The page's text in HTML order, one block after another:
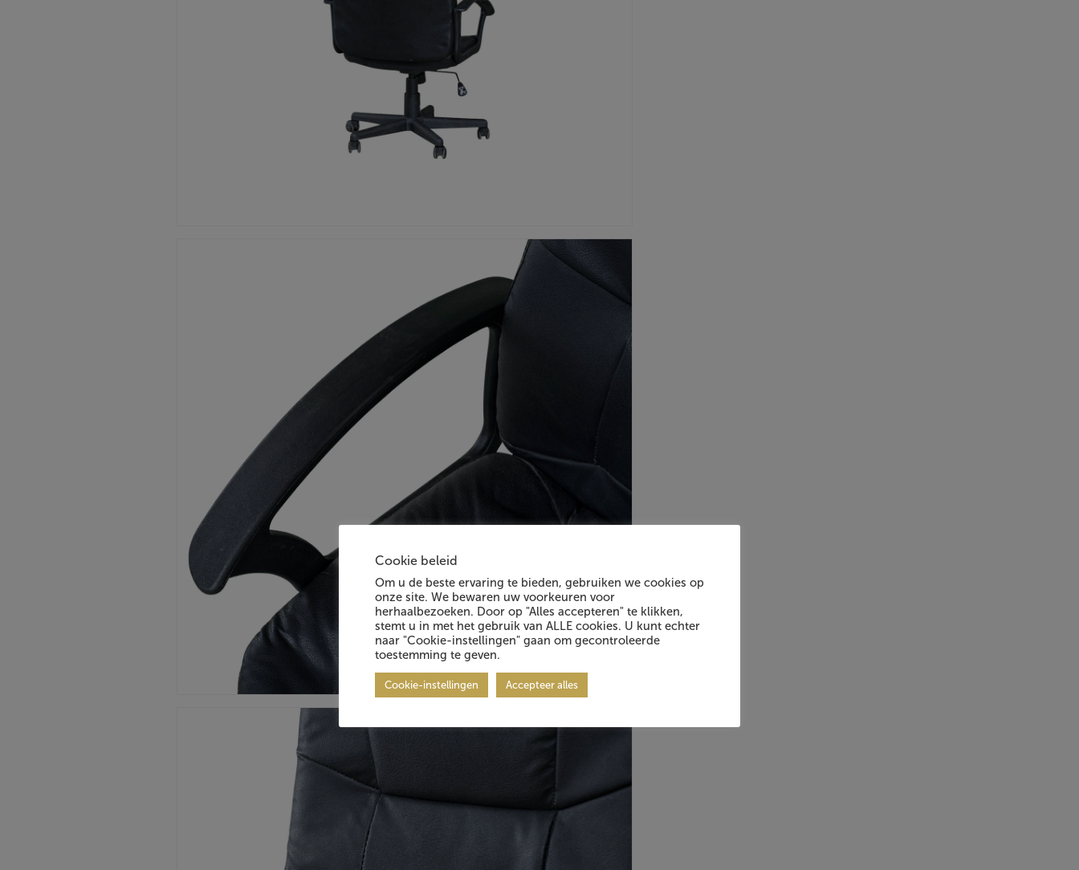
Cookie beleid
Om u de beste ervaring te bieden, gebruiken we cookies op
onze site. We bewaren uw voorkeuren voor
herhaalbezoeken. Door op "Alles accepteren" te klikken,
stemt u in met het gebruik van ALLE cookies. U kunt echter
naar "Cookie-instellingen" gaan om gecontroleerde
toestemming te geven.
Cookie-instellingen Accepteer alles